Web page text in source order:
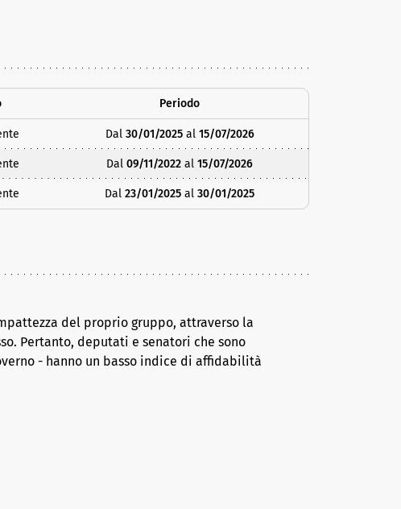
Periodo
Dal 30/01/2025al 15/07/2026
Dal 09/11/2022 al 15/07/2026
Dal 23/01/2025 al 30/01/2025
del proprio gruppo, attraverso la
Pertanto, deputati e senatori che sono
- hanno un basso indice di affidabilità